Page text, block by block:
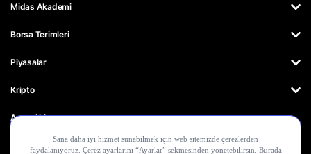
Midas Akademi
Borsa Terimleri
Piyasalar
Kripto
Ayrıcalıklar